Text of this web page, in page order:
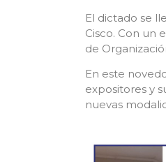
El dictado se
Cisco. Con un
de
En este
expositores y
nuevas